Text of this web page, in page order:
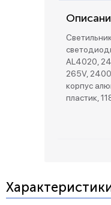
AL4020,
265V,
корпус
пластик,